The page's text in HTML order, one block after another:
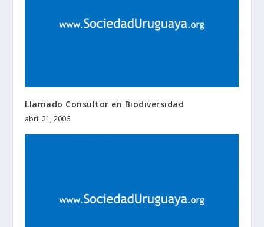
Llamado Consultor en Biodiversidad
abril 21, 2006